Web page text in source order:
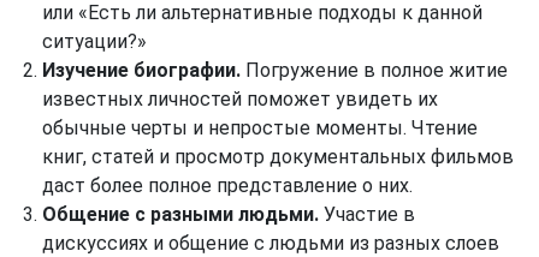
или «Есть ли альтернативные подходы к данной
ситуации?»
Изучение биографии. Погружение в полное житие
известных личностей поможет увидеть их
обычные черты и непростые моменты. Чтение
книг, статей и просмотр документальных фильмов
даст более полное представление о них.
Общение с разными людьми. Участие в
дискуссиях и общение с людьми из разных слоев